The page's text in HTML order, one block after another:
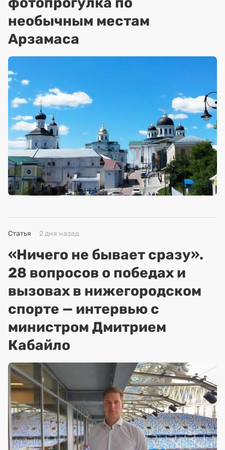
необычным местам
Арзамаса
Статья 2 дня назад
«Ничего не бывает сразу».
28 вопросов о победах и
вызовах в нижегородском
спорте — интервью с
министром Дмитрием
Кабайло